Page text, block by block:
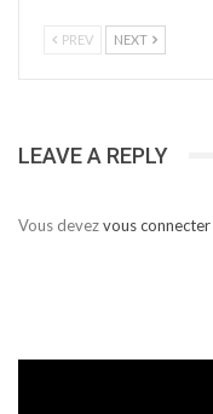
PREV NEXT
LEAVE A REPLY
Vous devezvous connecter